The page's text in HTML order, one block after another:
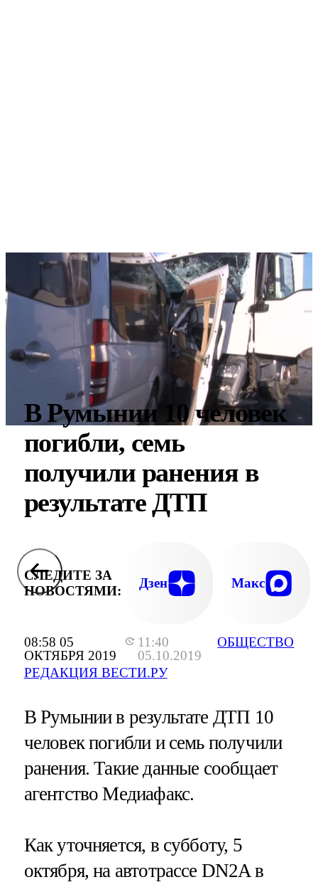
08:58 05
ОКТЯБРЯ 2019
11:40
05.10.2019
РЕДАКЦИЯ ВЕСТИ.РУ
ОБЩЕСТВО
В Румынии 10 человек
погибли, семь
получили ранения в
результате ДТП
СЛЕДИТЕ ЗА
НОВОСТЯМИ:
Дзен Макс
В Румынии в результате ДТП 10
человек погибли и семь получили
ранения. Такие данные сообщает
агентство Медиафакс.
Как уточняется, в субботу, 5
октября, на автотрассе DN2A в